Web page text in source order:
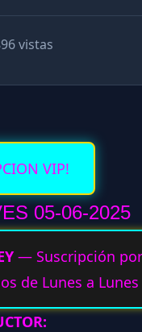
vistas
VIP!
05-06-2025
— Suscripción por
de Lunes a Lunes